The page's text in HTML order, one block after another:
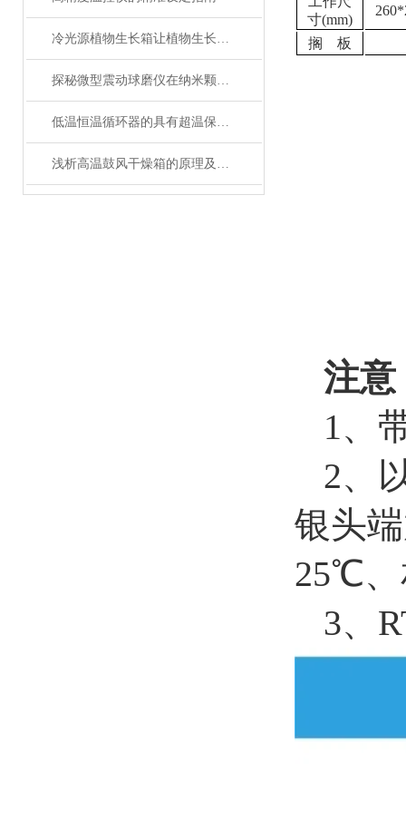
冷光源植物生长箱让植物生长更加稳定和可控
探秘微型震动球磨仪在纳米颗粒制备中的关键作用
低温恒温循环器的具有超温保护，传感器异常保护功能
浅析高温鼓风干燥箱的原理及应用领域
寸(mm)
搁 板
注意
1、
2、
银头
25℃、
3、